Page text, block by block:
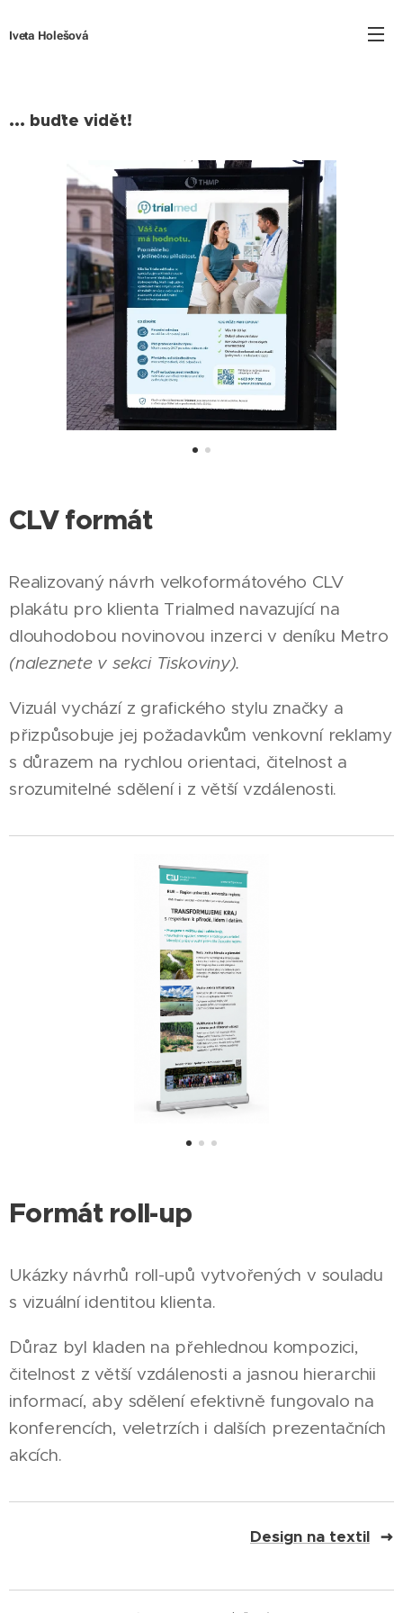
Iveta Holešová
... buďte vidět!
CLV formát
Realizovaný návrh velkoformátového CLV
plakátu pro klienta Trialmed navazující na
dlouhodobou novinovou inzerci v deníku Metro
(naleznete v sekci Tiskoviny).
Vizuál vychází z grafického stylu značky a
přizpůsobuje jej požadavkům venkovní reklamy
s důrazem na rychlou orientaci, čitelnost a
srozumitelné sdělení i z větší vzdálenosti.
Formát roll-up
Ukázky návrhů roll-upů vytvořených v souladu
s vizuální identitou klienta.
Důraz byl kladen na přehlednou kompozici,
čitelnost z větší vzdálenosti a jasnou hierarchii
informací, aby sdělení efektivně fungovalo na
konferencích, veletrzích i dalších prezentačních
akcích.
Design na textil